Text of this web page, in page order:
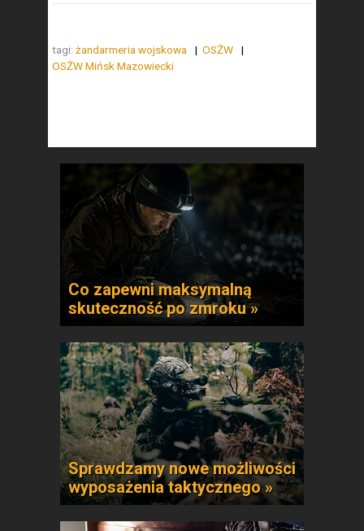
tagi: żandarmeria wojskowa
OSŻW
OSŻW Mińsk Mazowiecki
Co zapewni maksymalną
skuteczność po zmroku »
Sprawdzamy nowe możliwości
wyposażenia taktycznego »